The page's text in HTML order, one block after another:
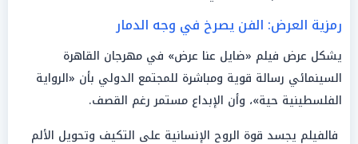
رمزية العرض: الفن يصرخ في وجه الدمار
يشكل عرض فيلم «ضايل عنا عرض» في مهرجان القاهرة
السينمائي رسالة قوية ومباشرة للمجتمع الدولي بأن «الرواية
الفلسطينية حية»، وأن الإبداع مستمر رغم القصف.
فالفيلم يجسد قوة الروح الإنسانية على التكيف وتحويل الألم